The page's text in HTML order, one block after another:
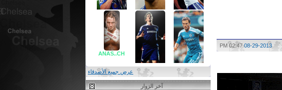
08-29-2013
02:47 PM
David Luiź
ẪβĐẼЙǾỮŘ ابوكمال (الحكيم)
ANAS..CH
عرض جميع الأصدقاء
آخر الزوار